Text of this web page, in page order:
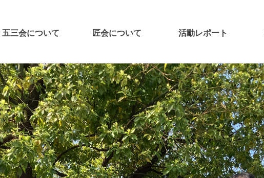
五三会について 匠会について 活動レポート